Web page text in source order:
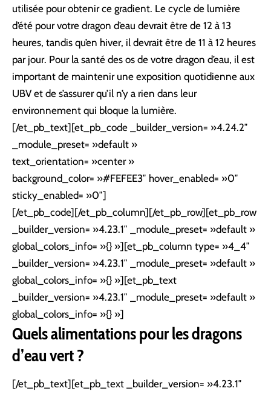
utilisée pour obtenir ce gradient. Le cycle de lumière
d’été pour votre dragon d’eau devrait être de 12 à 13
heures, tandis qu’en hiver, il devrait être de 11 à 12 heures
par jour. Pour la santé des os de votre dragon d’eau, il est
important de maintenir une exposition quotidienne aux
UBV et de s’assurer qu’il n’y a rien dans leur
environnement qui bloque la lumière.
[/et_pb_text][et_pb_code _builder_version= »4.24.2″
_module_preset= »default »
text_orientation= »center »
background_color= »#FEFEE3″ hover_enabled= »0″
sticky_enabled= »0″]
[/et_pb_code][/et_pb_column][/et_pb_row][et_pb_row
_builder_version= »4.23.1″ _module_preset= »default »
global_colors_info= »{} »][et_pb_column type= »4_4″
_builder_version= »4.23.1″ _module_preset= »default »
global_colors_info= »{} »][et_pb_text
_builder_version= »4.23.1″ _module_preset= »default »
global_colors_info= »{} »]
Quels alimentations pour les dragons
d’eau vert ?
[/et_pb_text][et_pb_text _builder_version= »4.23.1″